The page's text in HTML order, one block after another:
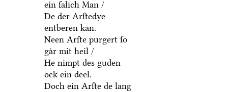
ein ſalich Man /
De der Arſtedye
entberen kan.
Neen Arſte purgert ſo
gaͤr mit heil /
He nimpt des guden
ock ein deel.
Doch ein Arſte de lang